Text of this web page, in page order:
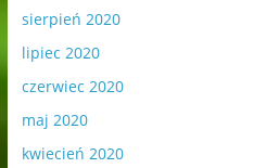
sierpień 2020
lipiec 2020
czerwiec 2020
maj 2020
kwiecień 2020